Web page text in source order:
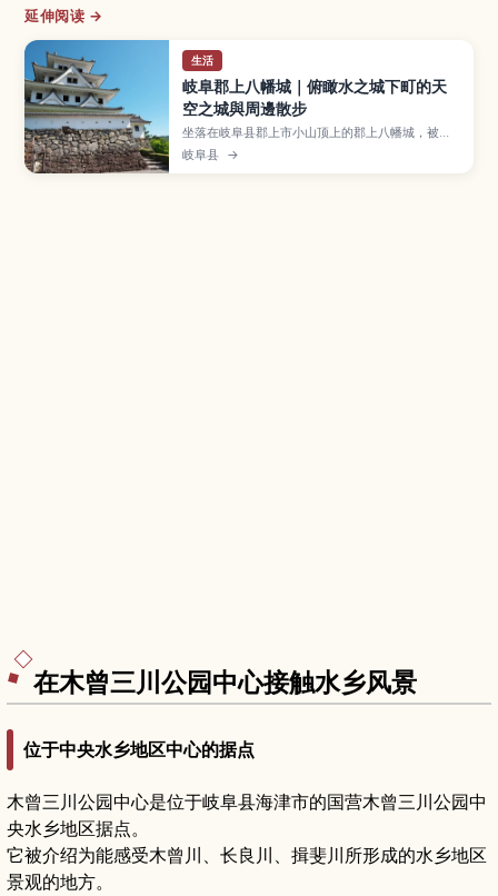
延伸阅读 →
生活
岐阜郡上八幡城｜俯瞰水之城下町的天
空之城與周邊散步
坐落在岐阜县郡上市小山顶上的郡上八幡城，被称
为「天空之城」，从白墙天守可以眺望郡上八幡水
乡城下町与四季变幻的群山景色。本文介绍天守观
岐阜县 →
在木曾三川公园中心接触水乡风景
位于中央水乡地区中心的据点
木曾三川公园中心是位于岐阜县海津市的国营木曾三川公园中
央水乡地区据点。
它被介绍为能感受木曾川、长良川、揖斐川所形成的水乡地区
景观的地方。